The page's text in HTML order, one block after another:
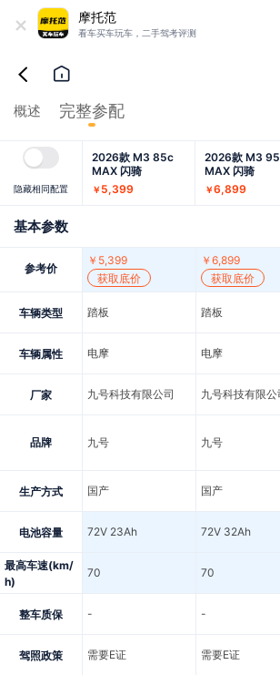
+ 摩托范
看车买车玩车，二手驾考评测
概述 完整参配
隐藏相同配置
2026款 M3 85c
MAX 闪骑
￥ 5,399
2026款 M3
MAX 闪骑
￥6,899
基本参数
参考价
￥ 5,399
获取底价
￥ 6,899
获取底价
车辆类型 踏板 踏板
车辆属性 电摩 电摩
厂家 九号科技有限公司 九号科技有限公
品牌 九号 九号
生产方式 国产 国产
电池容量 72V 23Ah 72V 32Ah
最高车速(km/
h)
70 70
整车质保 - -
驾照政策 需要E证 需要E证